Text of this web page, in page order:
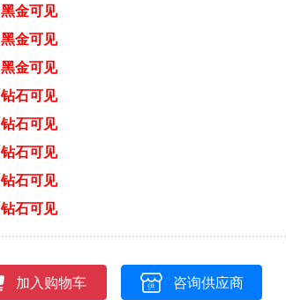
黑金可见
黑金可见
黑金可见
钻石可见
钻石可见
钻石可见
钻石可见
钻石可见
加入购物车 咨询供应商